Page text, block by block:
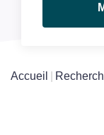
Accueil